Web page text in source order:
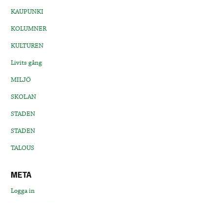
KAUPUNKI
KOLUMNER
KULTUREN
Livits gång
MILJÖ
SKOLAN
STADEN
STADEN
TALOUS
META
Logga in